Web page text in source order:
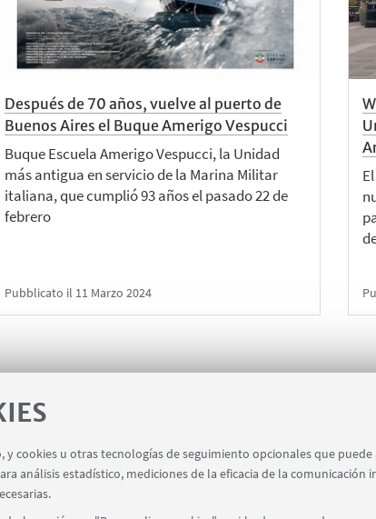
cookies u otras tecnologías de seguimiento opcionales que
análisis estadístico, mediciones de la eficacia de la
Después de 70 años, vuelve al puerto de
Buenos Aires el Buque Amerigo Vespucci
Buque Escuela Amerigo Vespucci, la Unidad
más antigua en servicio de la Marina Militar
italiana, que cumplió 93 años el pasado 22 de
febrero
Pubblicato il 11 Marzo 2024
1 ...